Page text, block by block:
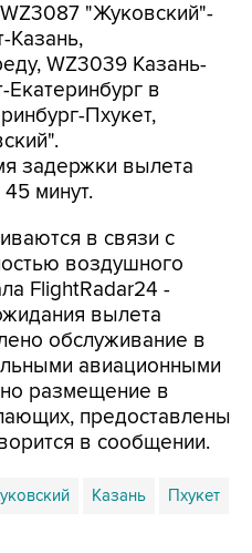
"Жуковский"-
Казань,
WZ3039 Казань-
Екатеринбург в
Пхукет,
задержки вылета
45 минут.
в связи с
воздушного
FlightRadar24 -
вылета
обслуживание в
авиационными
размещение в
предоставлены
в сообщении.
Казань Пхукет